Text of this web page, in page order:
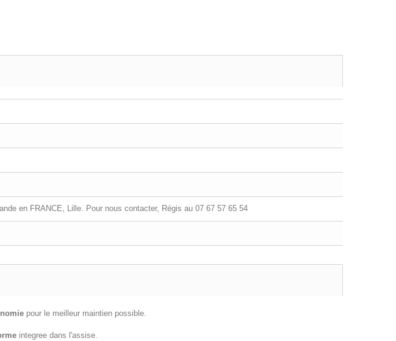
en FRANCE, Lille. Pour nous contacter, Régis au 07 67 57 65 54
pour le meilleur maintien possible.
integree dans l'assise.